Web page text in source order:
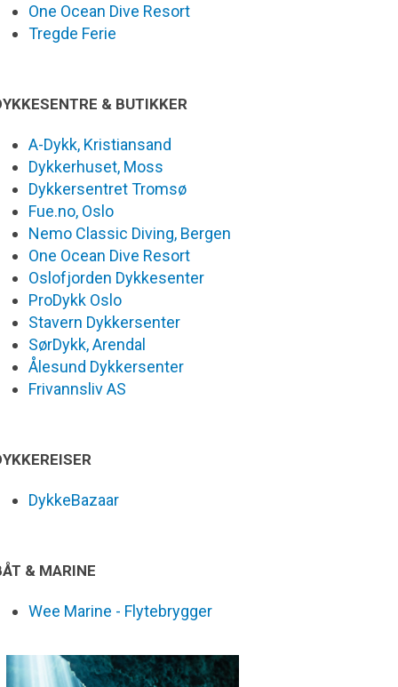
One Ocean Dive Resort
Tregde Ferie
& BUTIKKER
A-Dykk, Kristiansand
Dykkerhuset, Moss
Dykkersentret Tromsø
Fue.no, Oslo
Nemo Classic Diving, Bergen
One Ocean Dive Resort
Oslofjorden Dykkesenter
ProDykk Oslo
Stavern Dykkersenter
SørDykk, Arendal
Ålesund Dykkersenter
Frivannsliv AS
DykkeBazaar
& MARINE
Wee Marine - Flytebrygger